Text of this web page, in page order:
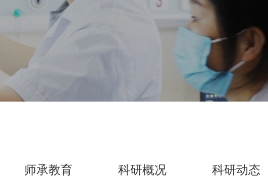
师承教育 科研概况 科研动态